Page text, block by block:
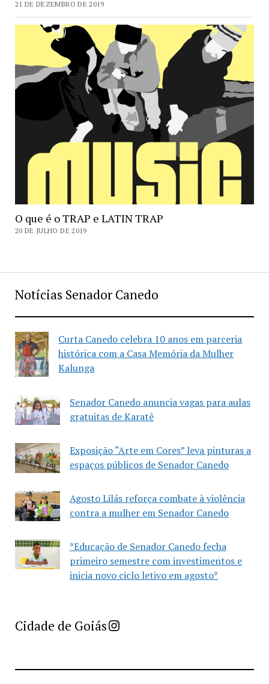
Notícias Senador Canedo
Curta Canedo celebra 10 anos em parceria
histórica com a Casa Memória da Mulher
Kalunga
Senador Canedo anuncia vagas para aulas
gratuitas de Karatê
Exposição “Arte em Cores” leva pinturas a
espaços públicos de Senador Canedo
Agosto Lilás reforça combate à violência
contra a mulher em Senador Canedo
*Educação de Senador Canedo fecha
primeiro semestre com investimentos e
inicia novo ciclo letivo em agosto*
Cidade de GoiásImprensa Criativa da Cidade de Goiás
21 DE DEZEMBRO DE 2019
O que é o TRAP e LATIN TRAP
20 DE JULHO DE 2019